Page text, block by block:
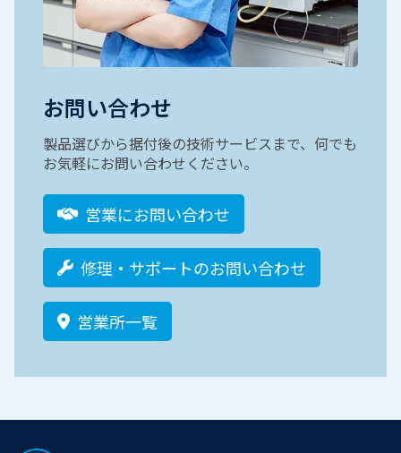
お問い合わせ
製品選びから据付後の技術サービスまで、何でも
お気軽にお問い合わせください。
営業にお問い合わせ
修理・サポートのお問い合わせ
営業所一覧
Footer